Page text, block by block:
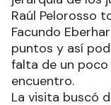
Raúl Pelorosso
Facundo
puntos y así
falta de un poco
encuentro.
La visita buscó